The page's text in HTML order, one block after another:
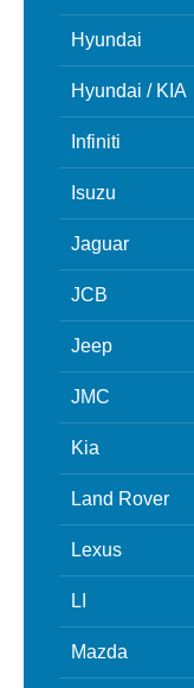
Hyundai
Hyundai / KIA
Infiniti
Isuzu
Jaguar
JCB
Jeep
JMC
Kia
Land Rover
Lexus
LI
Mazda